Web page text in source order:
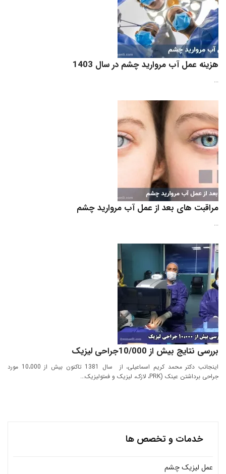
هزینه عمل آب مروارید چشم در سال 1403
...
مراقبت‌ های بعد از عمل آب مروارید چشم
...
بررسی نتایج بیش از 10/000جراحی لیزیک
اینجانب دکتر محمد کریم اسماعیلی، از سال 1381 تاکنون بیش از 10،000 مورد
جراحی برداشتن عینک (PRK، لازک، لیزیک و فمتولیزیک...
خدمات و تخصص ها
عمل لیزیک چشم